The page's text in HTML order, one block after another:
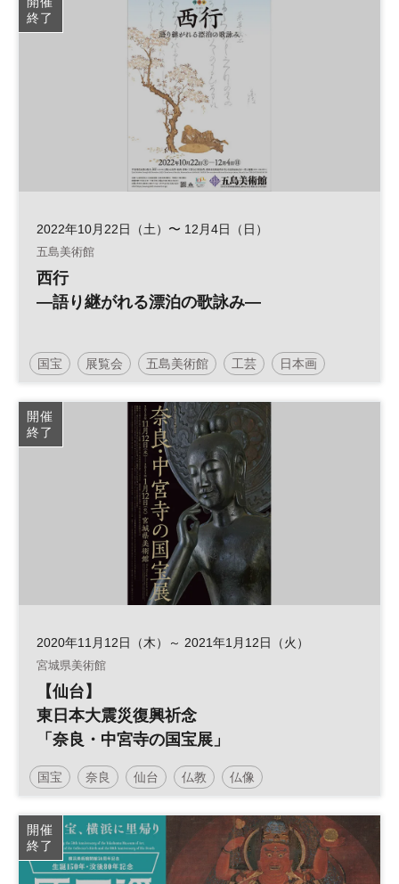
終了
2022年10月22日（土）〜 12月4日（日）
五島美術館
西行
—語り継がれる漂泊の歌詠み—
国宝 展覧会 五島美術館 工芸 日本画
開催
終了
2020年11月12日（木）～ 2021年1月12日（火）
宮城県美術館
【仙台】
東日本大震災復興祈念
「奈良・中宮寺の国宝展」
国宝 奈良 仙台 仏教 仏像
東日本大震災復興
開催
終了